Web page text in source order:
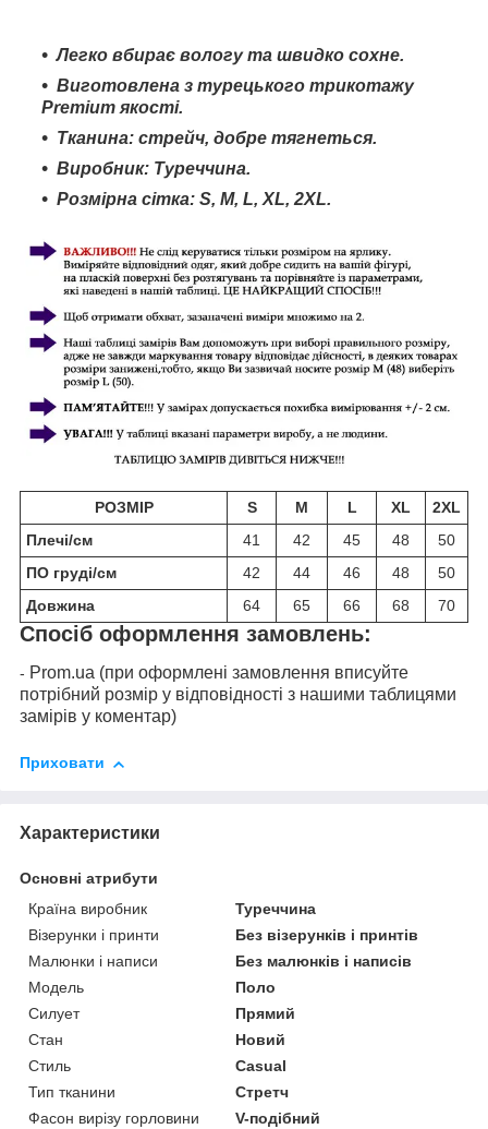
Легко вбирає вологу та швидко сохне.
Виготовлена з турецького трикотажу
Premium якості.
Тканина: стрейч, добре тягнеться.
Виробник: Туреччина.
Розмірна сітка: S, M, L,XL,2XL.
РОЗМІР S M L XL
2XL
Плечі/см
41 42 45 48
50
ПО груді/см
42 44 46 48
50
Довжина
64 65 66 68 70
Спосіб оформлення замовлень:
- Prom.ua (при оформлені замовлення вписуйте
потрібний розмір у відповідності з нашими таблицями
замірів у коментар)
Приховати
Характеристики
Основні атрибути
Країна виробник
Туреччина
Візерунки і принти
Без візерунків і принтів
Малюнки і написи
Без малюнків і написів
Модель
Поло
Силует
Прямий
Стан
Новий
Стиль
Casual
Тип тканини
Стретч
Фасон вирізу горловини
V-подібний